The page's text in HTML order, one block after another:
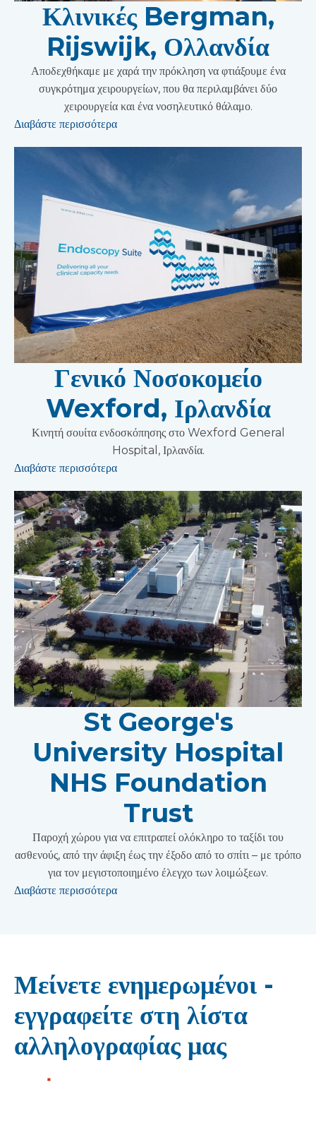
Κλινικές Bergman,
Rijswijk, Ολλανδία
Αποδεχθήκαμε με χαρά την πρόκληση να φτιάξουμε ένα
συγκρότημα χειρουργείων, που θα περιλαμβάνει δύο
χειρουργεία και ένα νοσηλευτικό θάλαμο.
Διαβάστε περισσότερα
Γενικό Νοσοκομείο
Wexford, Ιρλανδία
Κινητή σουίτα ενδοσκόπησης στο Wexford General
Hospital, Ιρλανδία.
Διαβάστε περισσότερα
St George's
University Hospital
NHS Foundation
Trust
Παροχή χώρου για να επιτραπεί ολόκληρο το ταξίδι του
ασθενούς, από την άφιξη έως την έξοδο από το σπίτι – με τρόπο
για τον μεγιστοποιημένο έλεγχο των λοιμώξεων.
Διαβάστε περισσότερα
Μείνετε ενημερωμένοι -
εγγραφείτε στη λίστα
αλληλογραφίας μας
*